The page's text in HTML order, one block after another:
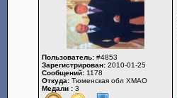
Пользователь:#4853
Зарегистрирован:2010-01-25
Сообщений:1178
Откуда:Тюменская обл ХМАО
Медали :3